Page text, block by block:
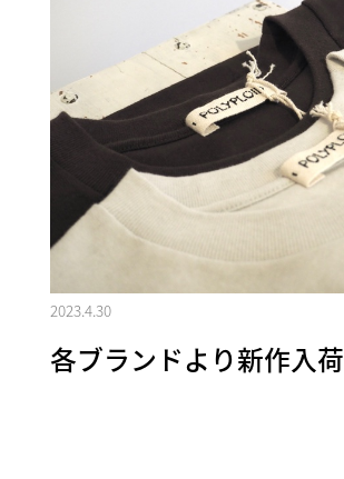
2023.4.30
各ブランドより新作入荷